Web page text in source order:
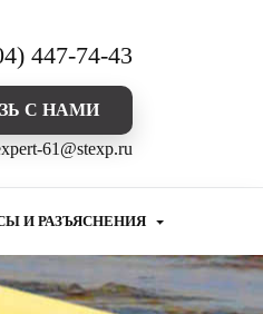
447-74-43
С НАМИ
61@stexp.ru
И РАЗЪЯСНЕНИЯ